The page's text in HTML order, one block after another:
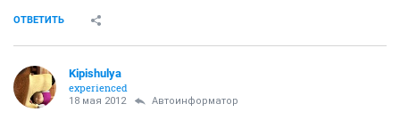
ОТВЕТИТЬ
Kipishulyа
experienced
18 мая 2012 Автоинформатор